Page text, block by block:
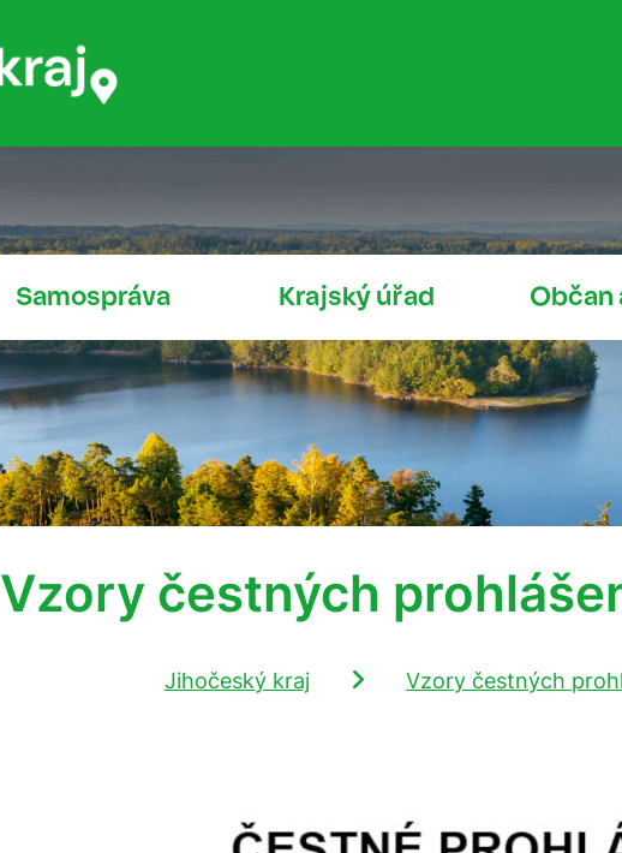
Samospráva Krajský úřad Občan
Vzory čestných
Jihočeský kraj Vzory čestných